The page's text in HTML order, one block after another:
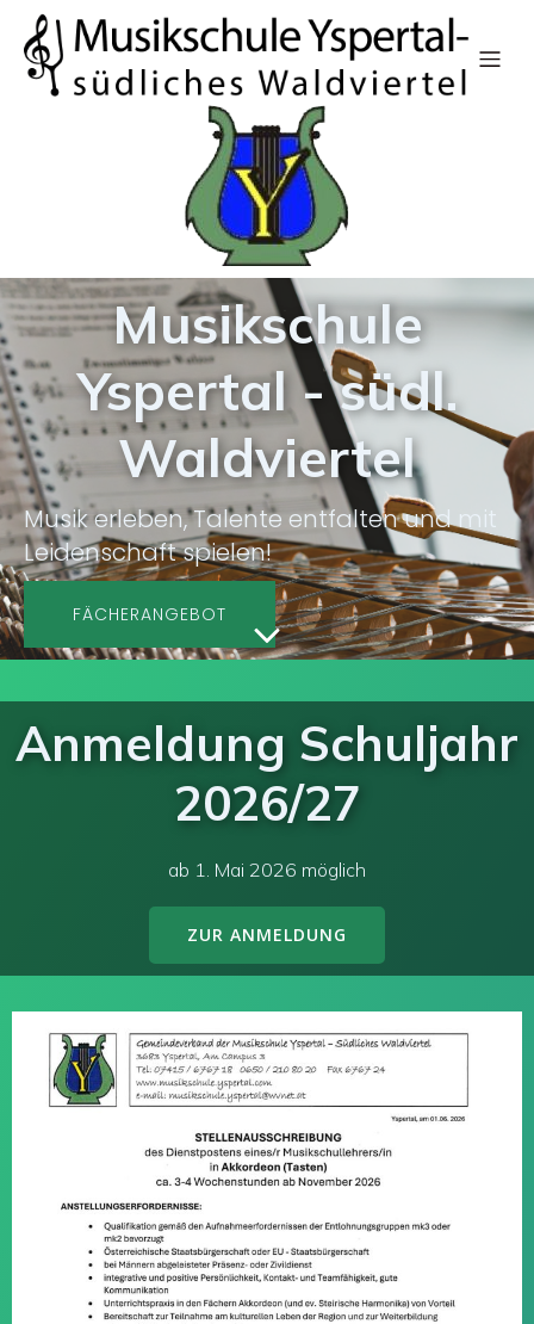
Musikschule
Yspertal - südl.
Waldviertel
Musik erleben, Talente entfalten und mit
Leidenschaft spielen!
FÄCHERANGEBOT
Anmeldung Schuljahr
2026/27
ab 1. Mai 2026 möglich
ZUR ANMELDUNG